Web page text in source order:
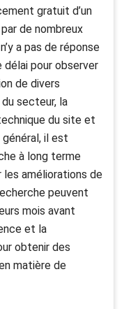
gratuit d’un
de nombreux
a pas de réponse
pour observer
de divers
secteur, la
du site et
il est
à long terme
améliorations de
peuvent
mois avant
et la
obtenir des
matière de